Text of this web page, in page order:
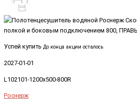
Успей купить До конца акции осталось
2027-01-01
L102101-1200x500-800R
Роснерж